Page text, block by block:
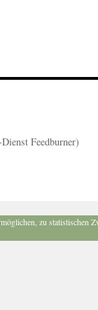
Feedburner)
zu